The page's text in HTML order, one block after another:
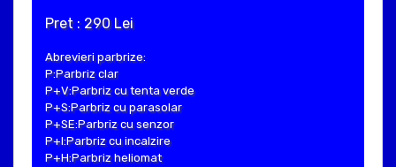
Pret : 290 Lei
Abrevieri parbrize:
P:Parbriz clar
P+V:Parbriz cu tenta verde
P+S:Parbriz cu parasolar
P+SE:Parbriz cu senzor
P+I:Parbriz cu incalzire
P+H:Parbriz heliomat